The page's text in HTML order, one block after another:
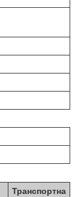
Транспортна